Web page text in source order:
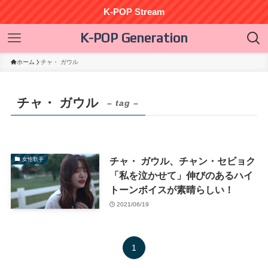
K-POP Stream
K-POP Generation
ホーム チャ・ ガウル
チャ・ ガウル – tag –
女性歌手
チャ・ ガウル、チャン・セビョク
「私を泣かせて」伸びのあるハイ
トーンボイスが素晴らしい！
2021/06/19
1